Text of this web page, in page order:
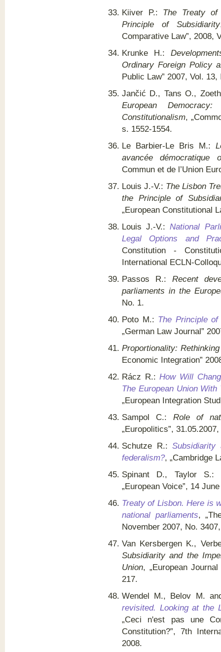
Kiiver P.: The Treaty of
Principle of Subsidiarity
Comparative Law”, 2008,
Krunke H.:
Ordinary Foreign Policy
Public Law” 2007, Vol.
Jančić D., Tans O.,
European
Constitutionalism,
s. 1552-1554.
Le Barbier-Le Bris M.:
avancée démocratique
Commun et de l’Union
Louis J.-V.: The Lisbon
the Principle of
„European Constitutional
Louis J.-V.:National
Legal Options and
Constitution -
International ECLN-
Passos R.: Recent
parliaments in the
No. 1.
Poto M.: The Principle
„German Law Journal”
Proportionality:
Economic Integration”
Rácz R.:How Will
The European Union
„European Integration
Sampol C.:Role of
„Europolitics”,
Schutze R.:Subsidiarity
federalism?, „Cambridge
Spinant D., Taylor S.:
„European Voice”, 14
Treaty of Lisbon. Here is
national parliaments,
November 2007, No.
Van Kersbergen K.,
Subsidiarity and the
Union, „European
217.
Wendel M., Belov M.
revisited. Looking at the
„Ceci n'est pas une
Constitution?”, 7th
2008.